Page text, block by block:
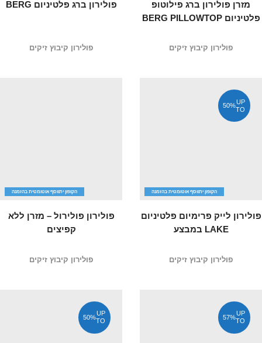
מזרן פולירון ברג פילוטופ
פלטיניום BERG PILLOWTOP
פולירון קיבוץ זיקים
פולירון ברג פלטיניום BERG
פולירון קיבוץ זיקים
UP
TO
50%
הקופון יתווסף אוטומטית בהזמנה
פולירון לייק פרימיום פלטיניום
LAKE במבצע
פולירון קיבוץ זיקים
הקופון יתווסף אוטומטית בהזמנה
פולירון פולירול – מזרן ללא
קפיצים
פולירון קיבוץ זיקים
UP
TO
57%
UP
TO
50%